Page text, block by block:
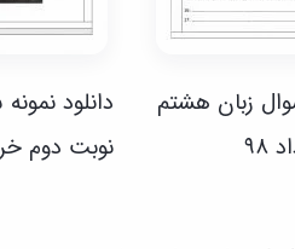
زبان هشتم
دانلود
نوبت دوم